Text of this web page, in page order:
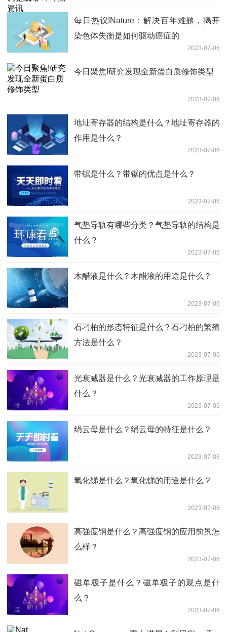
每日热议!Nature：解决百年难题，揭开
染色体失衡是如何驱动癌症的
2023-07-06
今日聚焦!研究发现全新蛋白质修饰类型
2023-07-06
地址寄存器的结构是什么？地址寄存器的
作用是什么？
2023-07-06
带锯是什么？带锯的优点是什么？
2023-07-06
气垫导轨有哪些分类？气垫导轨的结构是
什么？
2023-07-06
木醋液是什么？木醋液的用途是什么？
2023-07-06
石刁柏的形态特征是什么？石刁柏的繁殖
方法是什么？
2023-07-06
光衰减器是什么？光衰减器的工作原理是
什么？
2023-07-06
绢云母是什么？绢云母的特征是什么？
2023-07-06
氧化锑是什么？氧化锑的用途是什么？
2023-07-06
高强度钢是什么？高强度钢的应用前景怎
么样？
2023-07-06
磁单极子是什么？磁单极子的观点是什
么？
2023-07-06